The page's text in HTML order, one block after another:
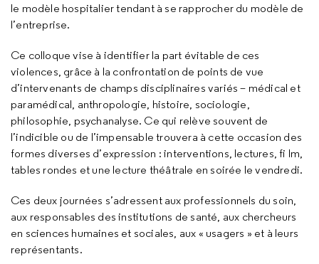
le modèle hospitalier tendant à se rapprocher du modèle de
l’entreprise.
Ce colloque vise à identifier la part évitable de ces
violences, grâce à la confrontation de points de vue
d’intervenants de champs disciplinaires variés – médical et
paramédical, anthropologie, histoire, sociologie,
philosophie, psychanalyse. Ce qui relève souvent de
l’indicible ou de l’impensable trouvera à cette occasion des
formes diverses d’expression : interventions, lectures, fi lm,
tables rondes et une lecture théâtrale en soirée le vendredi.
Ces deux journées s’adressent aux professionnels du soin,
aux responsables des institutions de santé, aux chercheurs
en sciences humaines et sociales, aux « usagers » et à leurs
représentants.